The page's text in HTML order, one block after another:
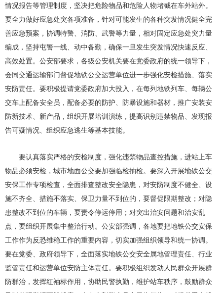
情况报告等管理制度，坚决把危险物品和危险人物堵截在车外站外。
要全力做好应急处突各项准备，针对可能发生的各种突发情况健全完
善应急预案，协调特警、消防、武警等力量，相对固定应急处突力量
编成，坚持屯警一线、动中备勤，确保一旦发生突发情况快速反应、
高效处置。公安部要求，各级公安机关要在党委政府的统一领导下，
会同交通运输部门督促地铁公交运营单位进一步强化安检措施、落实
安防责任。要积极提请党委政府加大投入，在每列地铁列车、每辆公
交车上配备安全员，配备必要的防护、防暴设施和器材，推广安装安
防新技术、新产品，组织开展培训演练，提高识别违禁物品、发现报
告可疑情况、组织应急逃生等基本技能。
要认真落实严格的安检制度，强化违禁物品查控措施，进站上车
物品必须安检，城市地面公交要加强临检抽检。要深入开展地铁公交
安保工作专项检查，全面排查整改安全隐患，对安防制度不健全、设
施不齐全、措施不落实、保卫力量不到位的，要督促限期整改；对隐
患整改不到位的车辆，要责令停运停用；对突出治安问题和治安乱
点，要组织开展集中整治行动。公安部强调，各地要把地铁公交安保
工作作为反恐维稳工作的重要内容，切实加强组织领导和统一协调。
要在党委、政府领导下，全面落实地铁公交安全属地管理责任、行业
监管责任和运营单位安防主体责任。要积极组织发动人民群众开展群
防群治，发挥红袖标作用，协助民警执勤，维护站车秩序，鼓励群众